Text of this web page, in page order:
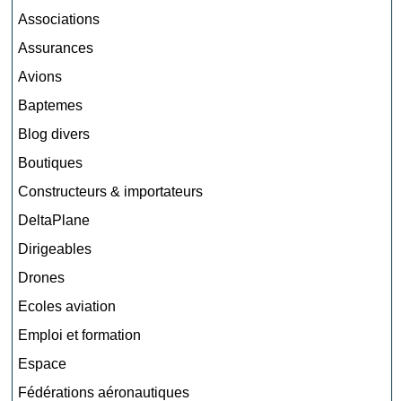
Associations
Assurances
Avions
Baptemes
Blog divers
Boutiques
Constructeurs & importateurs
DeltaPlane
Dirigeables
Drones
Ecoles aviation
Emploi et formation
Espace
Fédérations aéronautiques